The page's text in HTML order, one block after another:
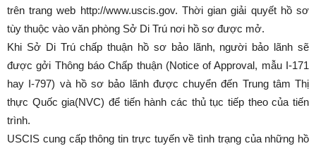
trên trang web http://www.uscis.gov. Thời gian giải quyết hồ sơ
tùy thuộc vào văn phòng Sở Di Trú nơi hồ sơ được mở.
Khi Sở Di Trú chấp thuận hồ sơ bảo lãnh, người bảo lãnh sẽ
được gởi Thông báo Chấp thuận (Notice of Approval, mẫu I-171
hay I-797) và hồ sơ bảo lãnh được chuyển đến Trung tâm Thị
thực Quốc gia(NVC) để tiến hành các thủ tục tiếp theo của tiến
trình.
USCIS cung cấp thông tin trực tuyến về tình trạng của những hồ